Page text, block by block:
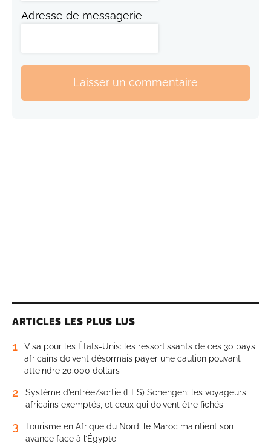
Adresse de messagerie
Laisser un commentaire
ARTICLES LES PLUS LUS
1
Visa pour les États-Unis: les ressortissants de ces 30 pays
africains doivent désormais payer une caution pouvant
atteindre 20.000 dollars
2
Système d’entrée/sortie (EES) Schengen: les voyageurs
africains exemptés, et ceux qui doivent être fichés
3
Tourisme en Afrique du Nord: le Maroc maintient son
avance face à l’Égypte